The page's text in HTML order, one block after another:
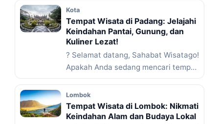
membawa ... Baca Selengkapnya
Kota
Tempat Wisata di Padang: Jelajahi
Keindahan Pantai, Gunung, dan
Kuliner Lezat!
? Selamat datang, Sahabat Wisatago!
Apakah Anda sedang mencari tempat
wisata di Padang yang menakjubkan?
... Baca Selengkapnya
Lombok
Tempat Wisata di Lombok: Nikmati
Keindahan Alam dan Budaya Lokal